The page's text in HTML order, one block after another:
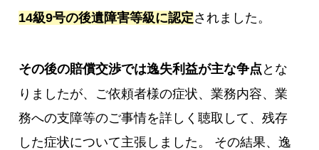
14級9号の後遺障害等級に認定されました。
その後の賠償交渉では逸失利益が主な争点 とな
りましたが、ご依頼者様の症状、業務内容、業
務への支障等のご事情を詳しく聴取して、残存
した症状について主張しました。 その結果、逸